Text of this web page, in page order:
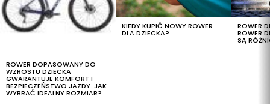
ROWER DOPASOWANY DO
WZROSTU DZIECKA
GWARANTUJE KOMFORT I
BEZPIECZEŃSTWO JAZDY. JAK
WYBRAĆ IDEALNY ROZMIAR?
KIEDY KUPIĆ NOWY ROWER
DLA DZIECKA?
ROWER
ROWER
SĄ